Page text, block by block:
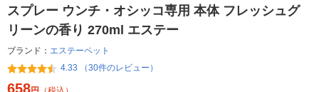
スプレー ウンチ・オシッコ専用 本体 フレッシュグ
リーンの香り 270ml エステー
ブランド： エステーペット
4.33 （30件のレビュー）
658